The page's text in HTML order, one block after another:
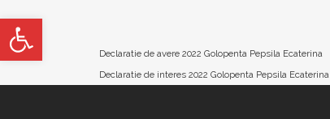
Deschide bara de unelte
Declaratie de avere 2022 Golopenta Pepsila Ecaterina
Declaratie de interes 2022 Golopenta Pepsila Ecaterina